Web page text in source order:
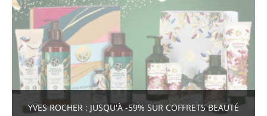
YVES ROCHER : JUSQU'À -59% SUR COFFRETS BEAUTÉ